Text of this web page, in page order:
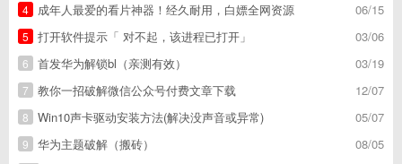
06/15
4
成年人最爱的看片神器！经久耐用，白嫖全网资源
03/06
5
打开软件提示「 对不起，该进程已打开」
03/19
6
首发华为解锁bl（亲测有效）
12/07
7
教你一招破解微信公众号付费文章下载
05/07
8
Win10声卡驱动安装方法(解决没声音或异常)
08/05
9
华为主题破解（搬砖）